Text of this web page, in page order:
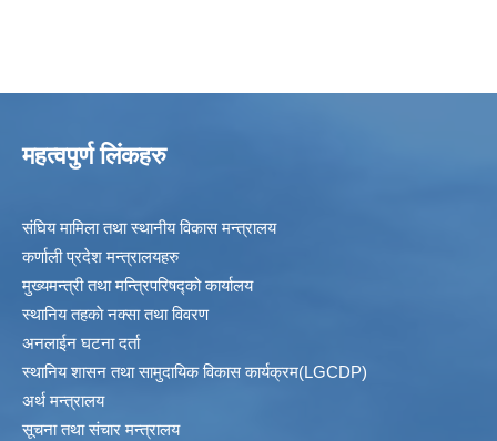
महत्वपुर्ण लिंकहरु
संघिय मामिला तथा स्थानीय विकास मन्त्रालय
कर्णाली प्रदेश मन्त्रालयहरु
मुख्यमन्त्री तथा मन्त्रिपरिषद्को कार्यालय
स्थानिय तहकाे नक्सा तथा विवरण
अनलाईन घटना दर्ता
स्थानिय शासन तथा सामुदायिक विकास कार्यक्रम(LGCDP)
अर्थ मन्त्रालय
सूचना तथा संचार मन्त्रालय